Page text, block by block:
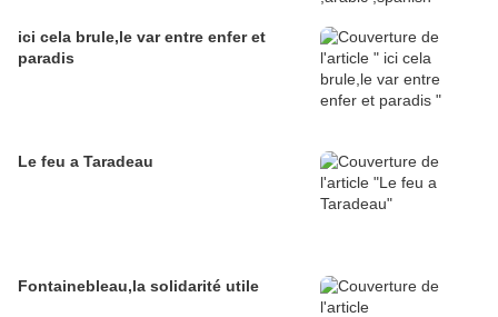
ici cela brule,le var entre enfer et
paradis
Le feu a Taradeau
Fontainebleau,la solidarité utile